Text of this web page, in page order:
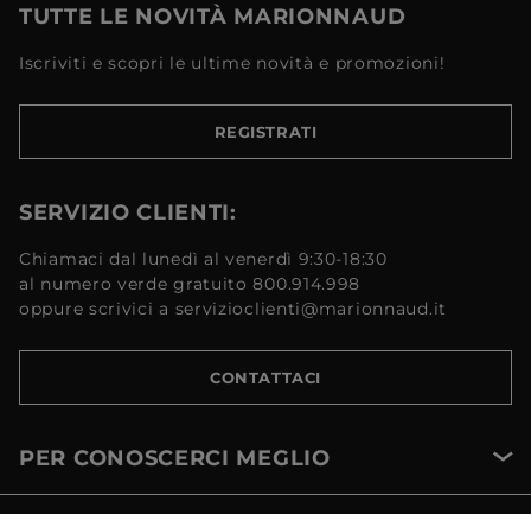
TUTTE LE NOVITÀ MARIONNAUD
Iscriviti e scopri le ultime novità e promozioni!
REGISTRATI
SERVIZIO CLIENTI:
Chiamaci dal lunedì al venerdì 9:30-18:30
al numero verde gratuito 800.914.998
oppure scrivici a servizioclienti@marionnaud.it
CONTATTACI
PER CONOSCERCI MEGLIO